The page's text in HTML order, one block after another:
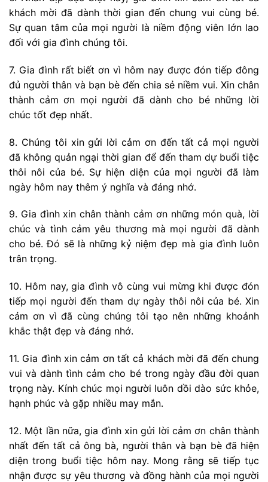
khách mời đã dành thời gian đến chung vui cùng bé.
Sự quan tâm của mọi người là niềm động viên lớn lao
đối với gia đình chúng tôi.
7. Gia đình rất biết ơn vì hôm nay được đón tiếp đông
đủ người thân và bạn bè đến chia sẻ niềm vui. Xin chân
thành cảm ơn mọi người đã dành cho bé những lời
chúc tốt đẹp nhất.
8. Chúng tôi xin gửi lời cảm ơn đến tất cả mọi người
đã không quản ngại thời gian để đến tham dự buổi tiệc
thôi nôi của bé. Sự hiện diện của mọi người đã làm
ngày hôm nay thêm ý nghĩa và đáng nhớ.
9. Gia đình xin chân thành cảm ơn những món quà, lời
chúc và tình cảm yêu thương mà mọi người đã dành
cho bé. Đó sẽ là những kỷ niệm đẹp mà gia đình luôn
trân trọng.
10. Hôm nay, gia đình vô cùng vui mừng khi được đón
tiếp mọi người đến tham dự ngày thôi nôi của bé. Xin
cảm ơn vì đã cùng chúng tôi tạo nên những khoảnh
khắc thật đẹp và đáng nhớ.
11. Gia đình xin cảm ơn tất cả khách mời đã đến chung
vui và dành tình cảm cho bé trong ngày đầu đời quan
trọng này. Kính chúc mọi người luôn dồi dào sức khỏe,
hạnh phúc và gặp nhiều may mắn.
12. Một lần nữa, gia đình xin gửi lời cảm ơn chân thành
nhất đến tất cả ông bà, người thân và bạn bè đã hiện
diện trong buổi tiệc hôm nay. Mong rằng sẽ tiếp tục
nhận được sự yêu thương và đồng hành của mọi người